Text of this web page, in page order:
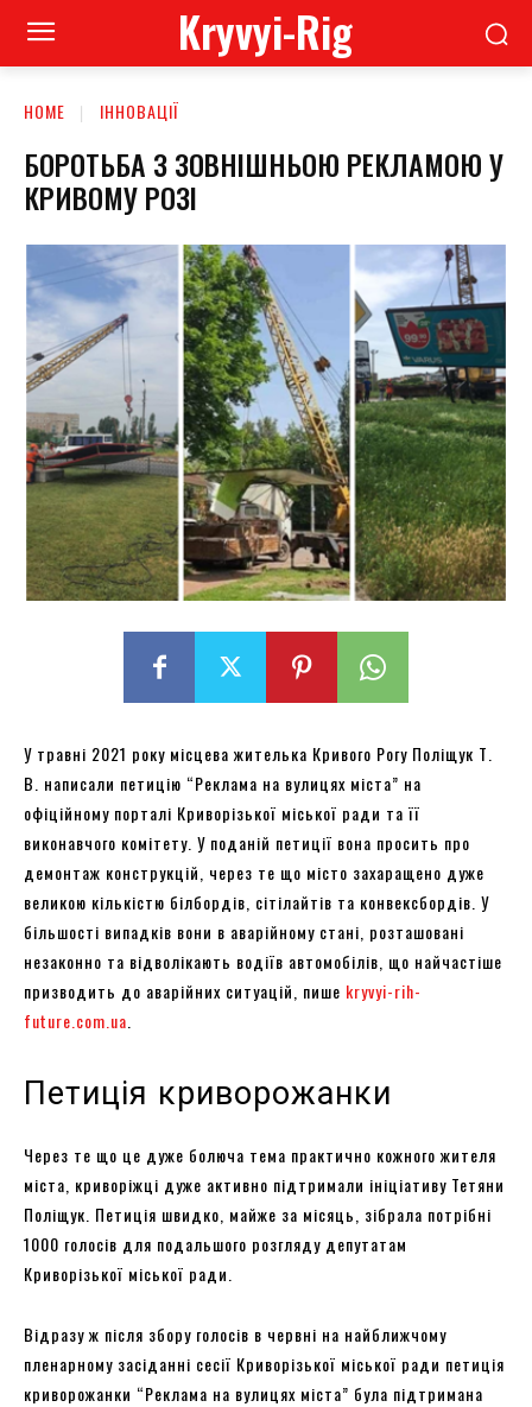
Kryvyi-Rig
HOME ІННОВАЦІЇ
БОРОТЬБА З ЗОВНІШНЬОЮ РЕКЛАМОЮ У
КРИВОМУ РОЗІ
У травні 2021 року місцева жителька Кривого Рогу Поліщук Т.
В. написали петицію “Реклама на вулицях міста” на
офіційному порталі Криворізької міської ради та її
виконавчого комітету. У поданій петиції вона просить про
демонтаж конструкцій, через те що місто захаращено дуже
великою кількістю білбордів, сітілайтів та конвексбордів. У
більшості випадків вони в аварійному стані, розташовані
незаконно та відволікають водіїв автомобілів, що найчастіше
призводить до аварійних ситуацій, пише kryvyi-rih-
future.com.ua
Петиція криворожанки
Через те що це дуже болюча тема практично кожного жителя
міста, криворіжці дуже активно підтримали ініціативу Тетяни
Поліщук. Петиція швидко, майже за місяць, зібрала потрібні
1000 голосів для подальшого розгляду депутатам
Криворізької міської ради.
Відразу ж після збору голосів в червні на найближчому
пленарному засіданні сесії Криворізької міської ради петиція
криворожанки “Реклама на вулицях міста” була підтримана